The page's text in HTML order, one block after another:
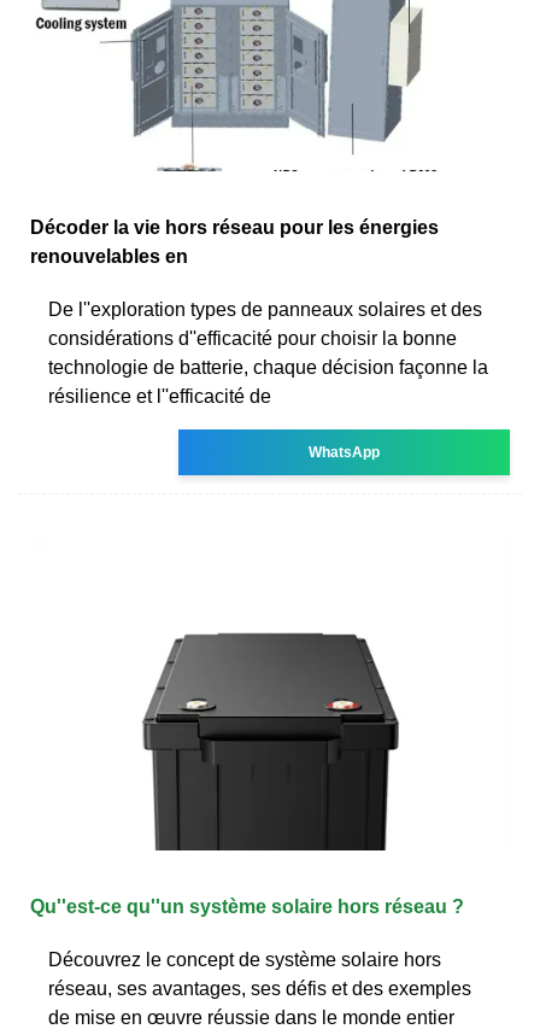
Décoder la vie hors réseau pour les énergies
renouvelables en
De l''exploration types de panneaux solaires et des
considérations d''efficacité pour choisir la bonne
technologie de batterie, chaque décision façonne la
résilience et l''efficacité de
WhatsApp
Qu''est-ce qu''un système solaire hors réseau ?
Découvrez le concept de système solaire hors
réseau, ses avantages, ses défis et des exemples
de mise en œuvre réussie dans le monde entier